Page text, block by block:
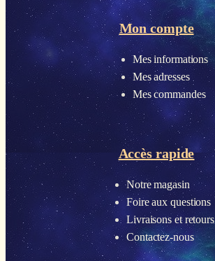
Mon compte
Mes informations
Mes adresses
Mes commandes
Accès rapide
Notre magasin
Foire aux questions
Livraisons et retours
Contactez-nous